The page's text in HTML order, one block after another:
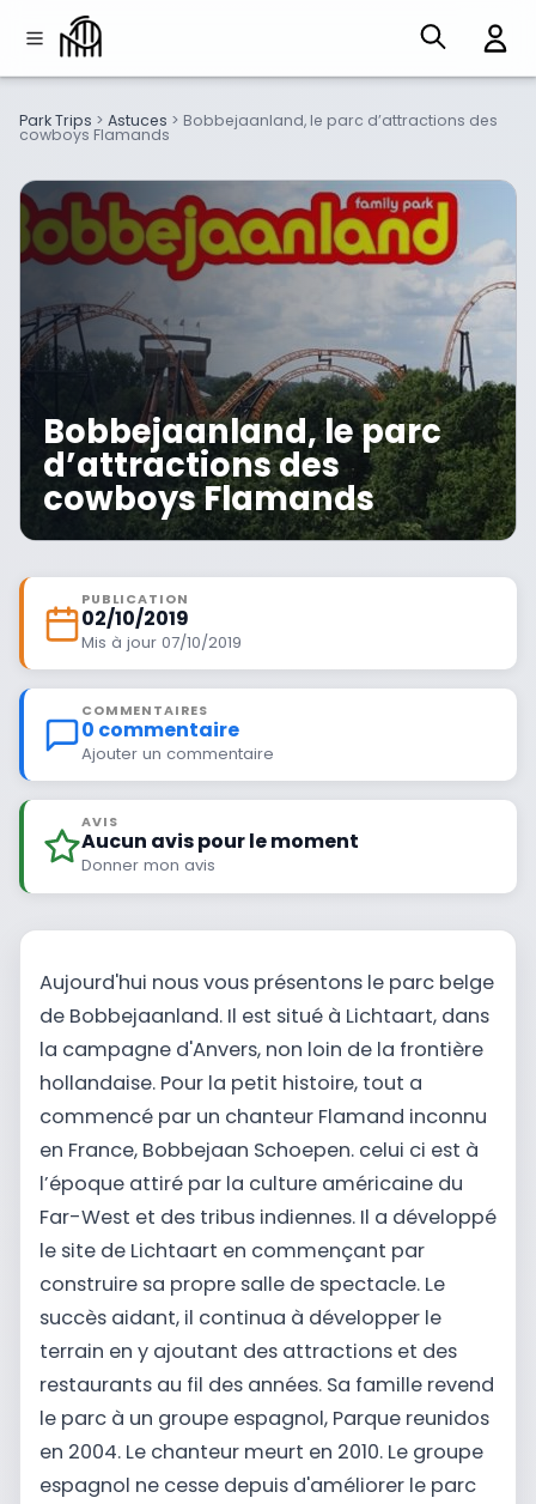
Park Trips > Astuces > Bobbejaanland, le parc d’attractions des
cowboys Flamands
Bobbejaanland, le parc
d’attractions des
cowboys Flamands
PUBLICATION
02/10/2019
Mis à jour 07/10/2019
COMMENTAIRES
0 commentaire
Ajouter un commentaire
AVIS
Aucun avis pour le moment
Donner mon avis
Aujourd'hui nous vous présentons le parc belge
de Bobbejaanland. Il est situé à Lichtaart, dans
la campagne d'Anvers, non loin de la frontière
hollandaise. Pour la petit histoire, tout a
commencé par un chanteur Flamand inconnu
en France, Bobbejaan Schoepen. celui ci est à
l’époque attiré par la culture américaine du
Far-West et des tribus indiennes. Il a développé
le site de Lichtaart en commençant par
construire sa propre salle de spectacle. Le
succès aidant, il continua à développer le
terrain en y ajoutant des attractions et des
restaurants au fil des années. Sa famille revend
le parc à un groupe espagnol, Parque reunidos
en 2004. Le chanteur meurt en 2010. Le groupe
espagnol ne cesse depuis d'améliorer le parc